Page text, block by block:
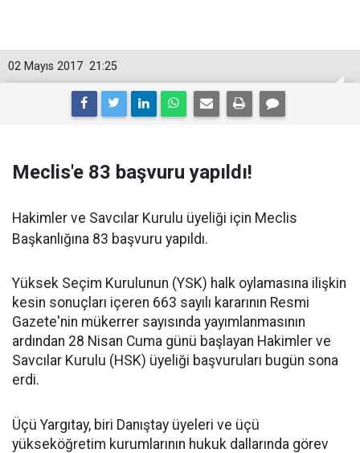
21:25
02 Mayıs 2017
Meclis'e 83 başvuru yapıldı!
Hakimler ve Savcılar Kurulu üyeliği için Meclis
Başkanlığına 83 başvuru yapıldı.
Yüksek Seçim Kurulunun (YSK) halk oylamasına ilişkin
kesin sonuçları içeren 663 sayılı kararının Resmi
Gazete'nin mükerrer sayısında yayımlanmasının
ardından 28 Nisan Cuma günü başlayan Hakimler ve
Savcılar Kurulu (HSK) üyeliği başvuruları bugün sona
erdi.
Üçü Yargıtay, biri Danıştay üyeleri ve üçü
yükseköğretim kurumlarının hukuk dallarında görev